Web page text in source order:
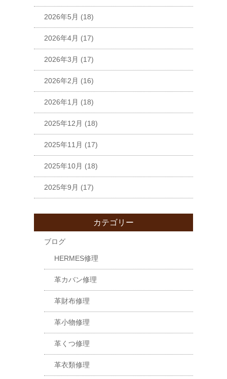
2026年5月 (18)
2026年4月 (17)
2026年3月 (17)
2026年2月 (16)
2026年1月 (18)
2025年12月 (18)
2025年11月 (17)
2025年10月 (18)
2025年9月 (17)
カテゴリー
ブログ
HERMES修理
革カバン修理
革財布修理
革小物修理
革くつ修理
革衣類修理